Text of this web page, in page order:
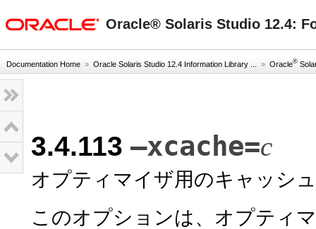
Oracle® Solaris Studio 12.4:
Documentation Home » Oracle Solaris Studio 12.4 Information Library ... » Oracle®
3.4.113 –xcache=c
オプティマイザ用のキャッシ
このオプションは、オプティ